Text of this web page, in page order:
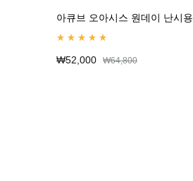
아큐브 오아시스 원데이 난시용
₩52,000 ₩64,800